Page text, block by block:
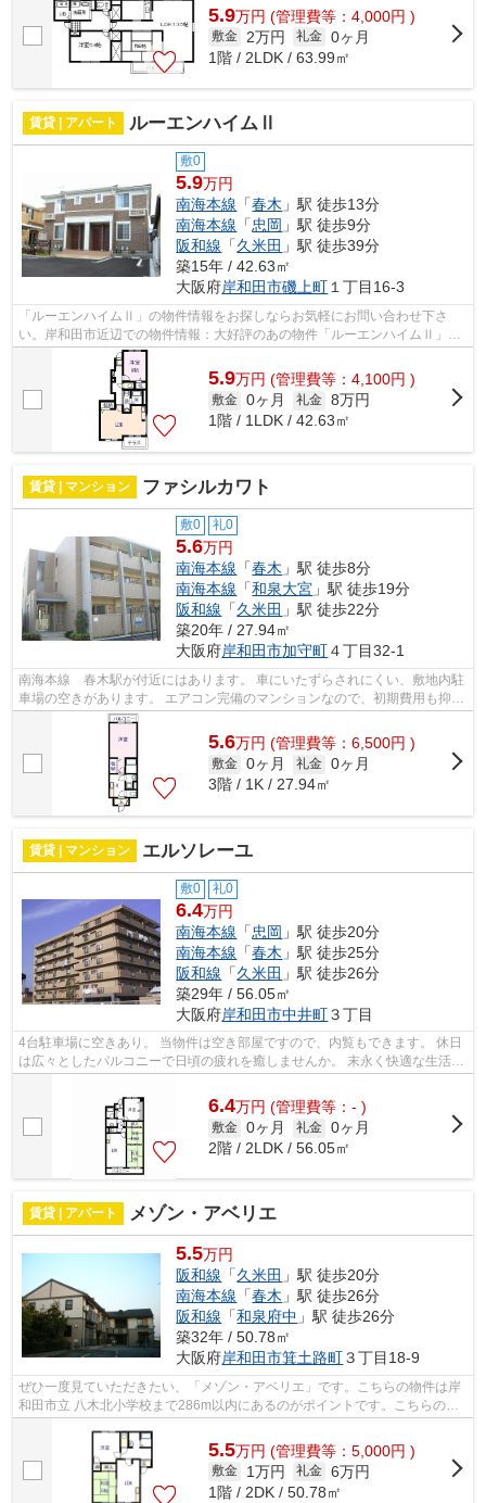
5.9万円 (管理費等：4,000円 )
敷金 2万円 礼金 0ヶ月
1階 / 2LDK / 63.99㎡
賃貸 | アパート ルーエンハイムⅡ
敷0
5.9万円
南海本線 「春木 」駅 徒歩13分
南海本線 「忠岡 」駅 徒歩9分
阪和線 「久米田 」駅 徒歩39分
築15年 / 42.63㎡
大阪府岸和田市磯上町 １丁目16-3
「ルーエンハイムⅡ」の物件情報をお探しならお気軽にお問い合わせ下さ
い。岸和田市近辺での物件情報：大好評のあの物件「ルーエンハイムⅡ」。
駅まで徒歩13分でアクセス可能な物件です...
5.9万円 (管理費等：4,100円 )
敷金 0ヶ月 礼金 8万円
1階 / 1LDK / 42.63㎡
賃貸 | マンション ファシルカワト
敷0 礼0
5.6万円
南海本線 「春木 」駅 徒歩8分
南海本線 「和泉大宮 」駅 徒歩19分
阪和線 「久米田 」駅 徒歩22分
築20年 / 27.94㎡
大阪府岸和田市加守町４丁目32-1
南海本線 春木駅が付近にはあります。 車にいたずらされにくい、敷地内駐
車場の空きがあります。 エアコン完備のマンションなので、初期費用も抑え
られます。 この物件はCATV対応なの...
5.6万円 (管理費等：6,500円 )
敷金 0ヶ月 礼金 0ヶ月
3階 / 1K / 27.94㎡
賃貸 | マンション エルソレーユ
敷0 礼0
6.4万円
南海本線 「忠岡 」駅 徒歩20分
南海本線 「春木 」駅 徒歩25分
阪和線 「久米田 」駅 徒歩26分
築29年 / 56.05㎡
大阪府岸和田市中井町３丁目
4台駐車場に空きあり。 当物件は空き部屋ですので、内覧もできます。 休日
は広々としたバルコニーで日頃の疲れを癒しませんか。 末永く快適な生活を
6.4万円 (管理費等：- )
敷金 0ヶ月 礼金 0ヶ月
2階 / 2LDK / 56.05㎡
賃貸 | アパート メゾン・アベリエ
5.5万円
阪和線 「久米田 」駅 徒歩20分
南海本線 「春木 」駅 徒歩26分
阪和線 「和泉府中 」駅 徒歩26分
築32年 / 50.78㎡
大阪府岸和田市箕土路町３丁目18-9
ぜひ一度見ていただきたい、「メゾン・アベリエ」です。こちらの物件は岸
和田市立 八木北小学校まで286m以内にあるのがポイントです。こちらの物
5.5万円 (管理費等：5,000円 )
敷金 1万円 礼金 6万円
1階 / 2DK / 50.78㎡